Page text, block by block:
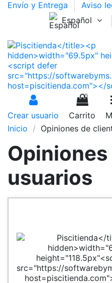
Envío y Entrega Aviso
Español
Crear usuario
0
Carrito
Inicio
Opiniones de
usuarios